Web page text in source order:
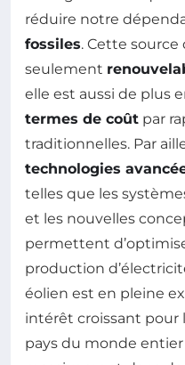
réduire notre
fossiles. Cette source
seulement
elle est aussi de plus
termes de coût par
traditionnelles. Par
technologies
telles que les
et les nouvelles
permettent
production
éolien est en pleine
intérêt croissant pour
pays du monde